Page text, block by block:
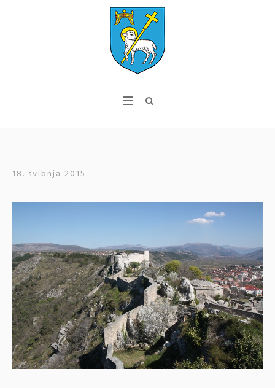
18. svibnja 2015.